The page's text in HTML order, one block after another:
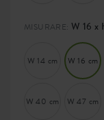
MISURARE: W 16 x
W 14 cm W 16 cm
W 40 cm W 47 cm